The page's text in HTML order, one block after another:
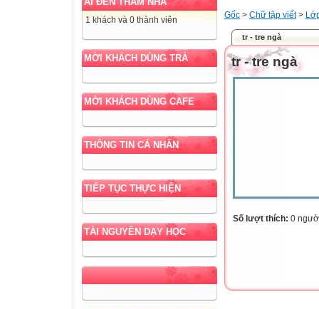
1 khách và 0 thành viên
MỜI KHÁCH DÙNG TRÀ
MỜI KHÁCH DÙNG CAFE
THÔNG TIN CÁ NHÂN
TIẾP TỤC THỰC HIỆN
TÀI NGUYÊN DẠY HỌC
Gốc > Chữ tập viết>
tr - tre ngà
tr - tre ngà
Số lượt thích: 0